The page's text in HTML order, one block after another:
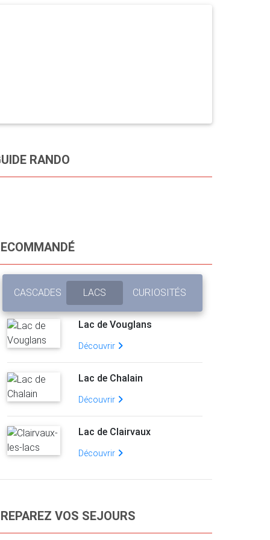
RANDO
CASCADES LACS CURIOSITÉS
Lac de Vouglans
Découvrir
Lac de Chalain
Découvrir
Lac de Clairvaux
Découvrir
VOS SEJOURS